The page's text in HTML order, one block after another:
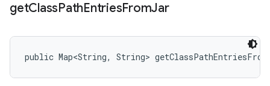
getClassPathEntriesFromJar
public Map<String, String>